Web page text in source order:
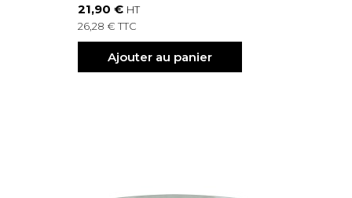
21,90 € HT
26,28 € TTC
Ajouter au panier